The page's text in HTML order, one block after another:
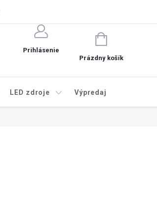
Prihlásenie
NÁKUPNÝ
KOŠÍK
Prázdny košík
LED zdroje Výpredaj